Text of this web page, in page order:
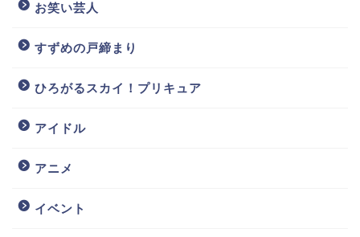
お笑い芸人
すずめの戸締まり
ひろがるスカイ！プリキュア
アイドル
アニメ
イベント